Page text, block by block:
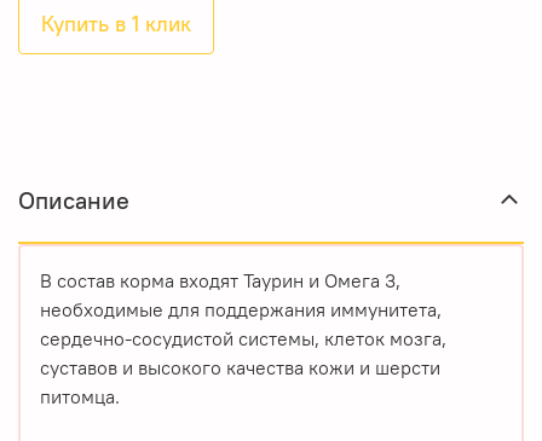
Купить в 1 клик
Описание
В состав корма входят Таурин и Омега 3,
необходимые для поддержания иммунитета,
сердечно-сосудистой системы, клеток мозга,
суставов и высокого качества кожи и шерсти
питомца.